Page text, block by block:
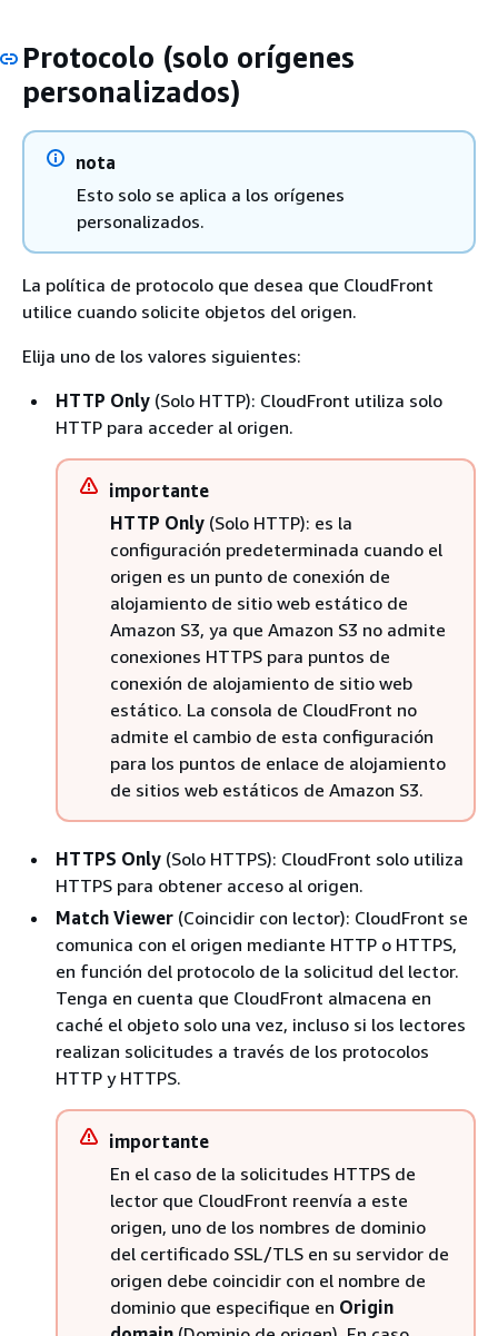
Protocolo (solo orígenes
personalizados)
nota
Esto solo se aplica a los orígenes
personalizados.
La política de protocolo que desea que CloudFront
utilice cuando solicite objetos del origen.
Elija uno de los valores siguientes:
HTTP Only (Solo HTTP): CloudFront utiliza solo
HTTP para acceder al origen.
importante
HTTP Only (Solo HTTP): es la
configuración predeterminada cuando el
origen es un punto de conexión de
alojamiento de sitio web estático de
Amazon S3, ya que Amazon S3 no admite
conexiones HTTPS para puntos de
conexión de alojamiento de sitio web
estático. La consola de CloudFront no
admite el cambio de esta configuración
para los puntos de enlace de alojamiento
de sitios web estáticos de Amazon S3.
HTTPS Only (Solo HTTPS): CloudFront solo utiliza
HTTPS para obtener acceso al origen.
Match Viewer (Coincidir con lector): CloudFront se
comunica con el origen mediante HTTP o HTTPS,
en función del protocolo de la solicitud del lector.
Tenga en cuenta que CloudFront almacena en
caché el objeto solo una vez, incluso si los lectores
realizan solicitudes a través de los protocolos
HTTP y HTTPS.
importante
En el caso de la solicitudes HTTPS de
lector que CloudFront reenvía a este
origen, uno de los nombres de dominio
del certificado SSL/TLS en su servidor de
origen debe coincidir con el nombre de
dominio que especifique en Origin